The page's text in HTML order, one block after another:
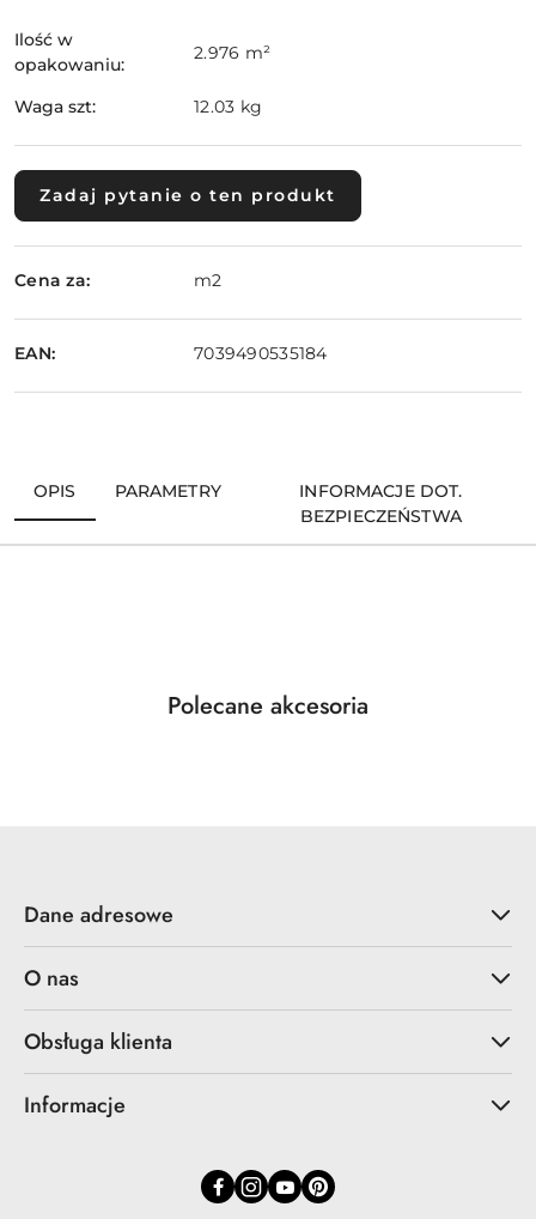
Ilość w
opakowaniu:
2.976 m²
Waga szt: 12.03 kg
Zadaj pytanie o ten produkt
Cena za: m2
EAN: 7039490535184
OPIS PARAMETRY
INFORMACJE DOT.
BEZPIECZEŃSTWA
Pomiń karuzelę produktów
Produkty
Polecane akcesoria
Dane adresowe
O nas
Obsługa klienta
Informacje